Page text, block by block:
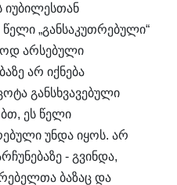
იუბილესთან
„განსაკუთრებული“
არსებული
არ იქნება
განსხვავებული
ეს წელი
უნდა იყოს. არ
- გვინდა,
ბაზაც და